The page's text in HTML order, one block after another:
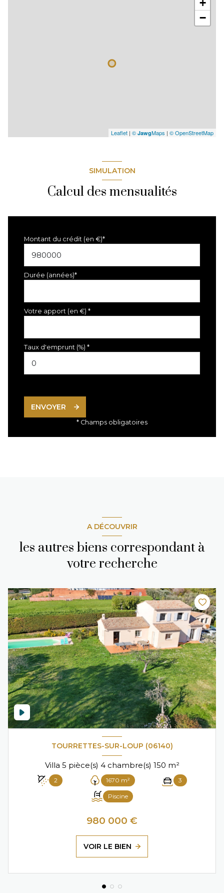
+
−
Leaflet | © JawgMaps | © OpenStreetMap
SIMULATION
Calcul des mensualités
Montant du crédit (en €)*
Durée (années)*
Votre apport (en €) *
Taux d'emprunt (%) *
ENVOYER
* Champs obligatoires
A DÉCOUVRIR
les autres biens correspondant à
votre recherche
TOURRETTES-SUR-LOUP (06140)
Villa 5 pièce(s) 4 chambre(s) 150 m²
2 1670 m² 3
Piscine
980 000 €
VOIR LE BIEN